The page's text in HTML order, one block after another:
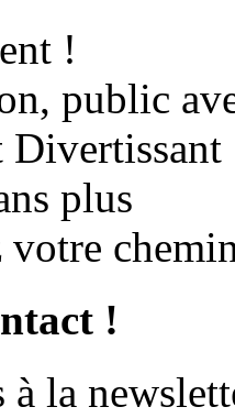
!
public
Divertissant
plus
votre
!
la